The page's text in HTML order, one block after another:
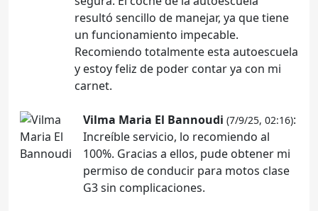
resultó sencillo de manejar, ya que tiene
un funcionamiento impecable.
Recomiendo totalmente esta autoescuela
y estoy feliz de poder contar ya con mi
carnet.
Vilma Maria El Bannoudi (7/9/25, 02:16):
Increíble servicio, lo recomiendo al
100%. Gracias a ellos, pude obtener mi
permiso de conducir para motos clase
G3 sin complicaciones.